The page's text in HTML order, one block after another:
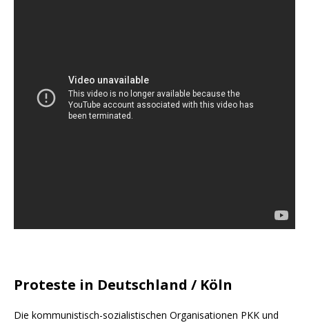
Proteste in Deutschland / Köln
Die kommunistisch-sozialistischen Organisationen PKK und